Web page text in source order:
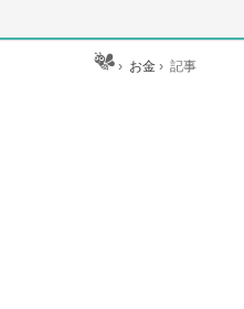
ホーム › お金 ›記事